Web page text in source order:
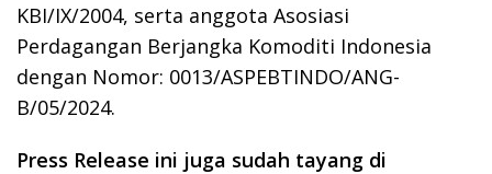
KBI/IX/2004, serta anggota Asosiasi
Perdagangan Berjangka Komoditi Indonesia
dengan Nomor: 0013/ASPEBTINDO/ANG-
B/05/2024.
Press Release ini juga sudah tayang di